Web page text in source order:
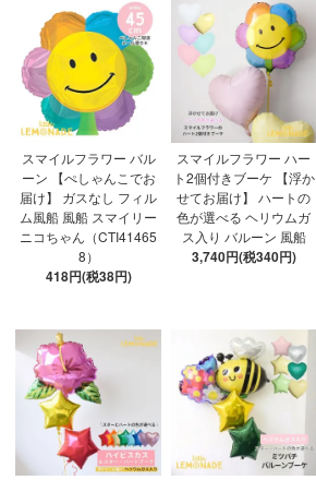
スマイルフラワー バル
ーン 【ぺしゃんこでお
届け】 ガスなし フィル
ム風船 風船 スマイリー
ニコちゃん（CTI41465
8）
418円(税38円)
スマイルフラワー ハー
ト2個付きブーケ 【浮か
せてお届け】 ハートの
色が選べる ヘリウムガ
ス入り バルーン 風船
3,740円(税340円)